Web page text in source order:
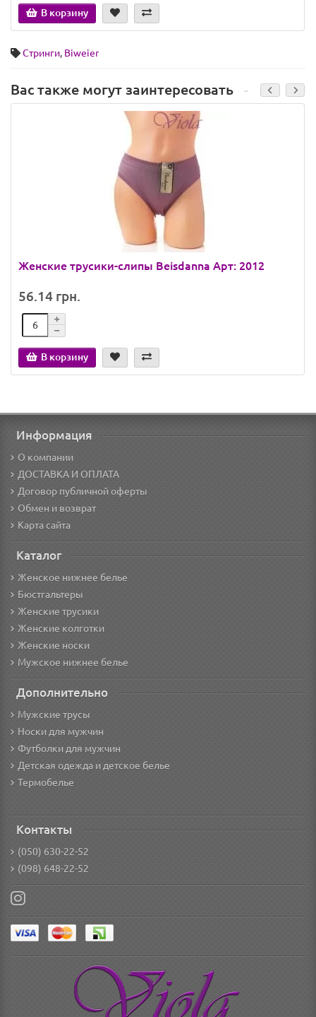
В корзину
Стринги, Biweier
Вас также могут заинтересовать
Женские трусики-слипы Beisdanna Арт: 2012
56.14 грн.
В корзину
Информация
О компании
ДОСТАВКА И ОПЛАТА
Договор публичной оферты
Обмен и возврат
Карта сайта
Каталог
Женское нижнее белье
Бюстгальтеры
Женские трусики
Женские колготки
Женские носки
Мужское нижнее белье
Дополнительно
Мужские трусы
Носки для мужчин
Футболки для мужчин
Детская одежда и детское белье
Термобелье
Контакты
(050) 630-22-52
(098) 648-22-52